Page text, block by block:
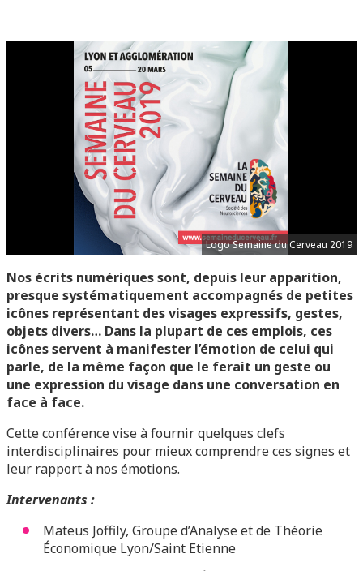
Logo Semaine du Cerveau 2019
Nos écrits numériques sont, depuis leur apparition,
presque systématiquement accompagnés de petites
icônes représentant des visages expressifs, gestes,
objets divers… Dans la plupart de ces emplois, ces
icônes servent à manifester l’émotion de celui qui
parle, de la même façon que le ferait un geste ou
une expression du visage dans une conversation en
face à face.
Cette conférence vise à fournir quelques clefs
interdisciplinaires pour mieux comprendre ces signes et
leur rapport à nos émotions.
Intervenants :
Mateus Joffily, Groupe d’Analyse et de Théorie
Économique Lyon/Saint Etienne